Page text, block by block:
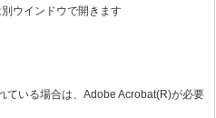
ウインドウで開きます
いる場合は、Adobe Acrobat(R)が必要